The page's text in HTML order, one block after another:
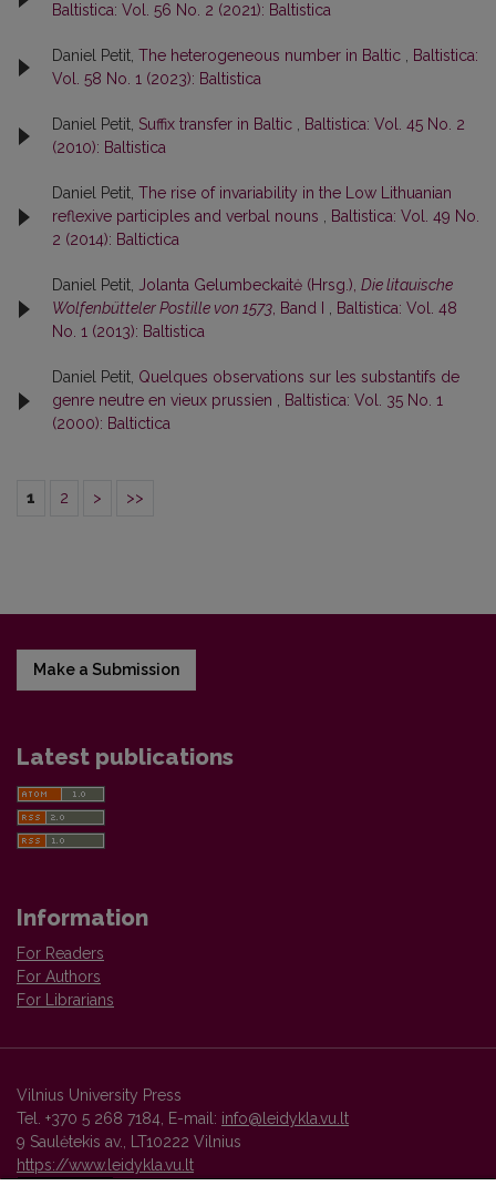
Baltistica: Vol. 56 No. 2 (2021): Baltistica
Daniel Petit, The heterogeneous number in Baltic , Baltistica:
Vol. 58 No. 1 (2023): Baltistica
Daniel Petit, Suffix transfer in Baltic , Baltistica: Vol. 45 No. 2
(2010): Baltistica
Daniel Petit, The rise of invariability in the Low Lithuanian
reflexive participles and verbal nouns , Baltistica: Vol. 49 No.
2 (2014): Baltictica
Daniel Petit, Jolanta Gelumbeckaitė (Hrsg.), Die litauische
Wolfenbütteler Postille von 1573, Band I , Baltistica: Vol. 48
No. 1 (2013): Baltistica
Daniel Petit, Quelques observations sur les substantifs de
genre neutre en vieux prussien , Baltistica: Vol. 35 No. 1
(2000): Baltictica
1 2 > >>
Make a Submission
Latest publications
Information
For Readers
For Authors
For Librarians
Vilnius University Press
Tel. +370 5 268 7184, E-mail: info@leidykla.vu.lt
9 Saulėtekis av., LT10222 Vilnius
https://www.leidykla.vu.lt